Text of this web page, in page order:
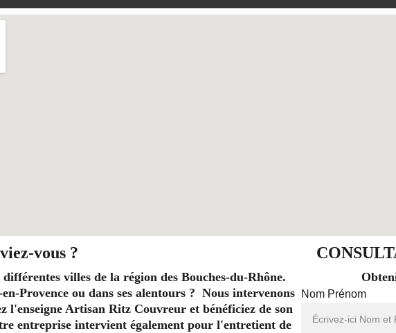
Nom Prénom
vous ?
villes de la région des Bouches-du-Rhône.
Provence ou dans ses alentours ?  Nous intervenons
Artisan Ritz Couvreur et bénéficiez de son
entreprise intervient également pour l'entretient de